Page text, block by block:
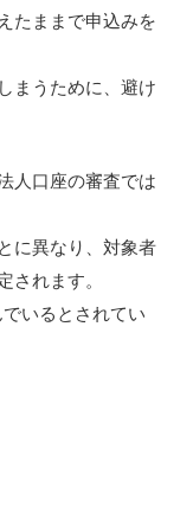
たままで申込みを
まうために、避け
人口座の審査では
に異なり、対象者
れます。
いるとされてい